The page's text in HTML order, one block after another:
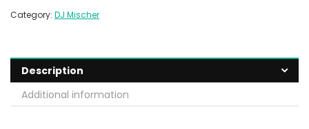
Category: DJ Mischer
Description
Additional information